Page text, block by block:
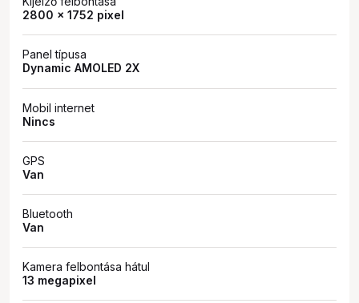
2800 x 1752 pixel
Panel típusa
Dynamic AMOLED 2X
Mobil internet
Nincs
GPS
Van
Bluetooth
Van
Kamera felbontása hátul
13 megapixel